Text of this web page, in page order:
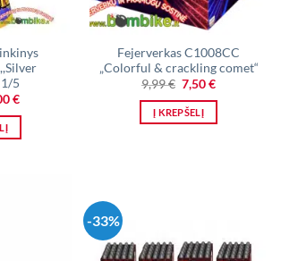
5
€.
€Current
is:
Fejerverkas C1008CC
„Colorful & crackling comet“
9,99€ Original
price
was:
9,99 €.
7,50€Current
is:
Į KREPŠELĮ
-33%